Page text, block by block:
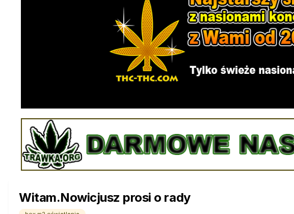
Witam.Nowicjusz prosi o rady